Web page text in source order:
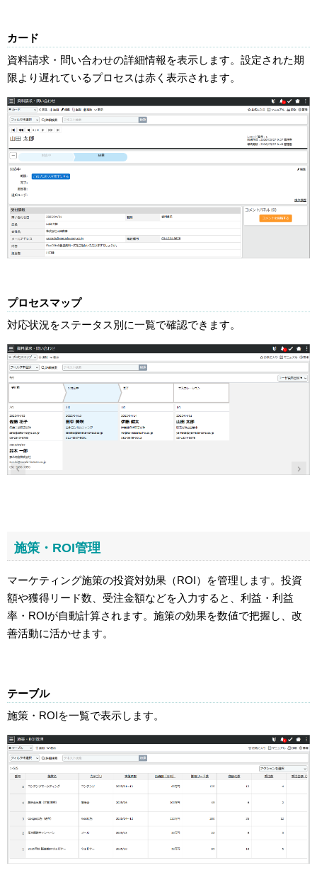
カード
資料請求・問い合わせの詳細情報を表示します。設定された期
限より遅れているプロセスは赤く表示されます。
プロセスマップ
対応状況をステータス別に一覧で確認できます。
施策・ROI管理
マーケティング施策の投資対効果（ROI）を管理します。投資
額や獲得リード数、受注金額などを入力すると、利益・利益
率・ROIが自動計算されます。施策の効果を数値で把握し、改
善活動に活かせます。
テーブル
施策・ROIを一覧で表示します。